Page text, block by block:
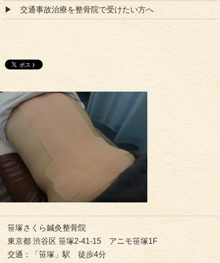
交通事故治療を整骨院で受けたい方へ
笹塚さくら鍼灸整骨院
東京都 渋谷区 笹塚2-41-15 アニモ笹塚1F
交通：「笹塚」駅 徒歩4分